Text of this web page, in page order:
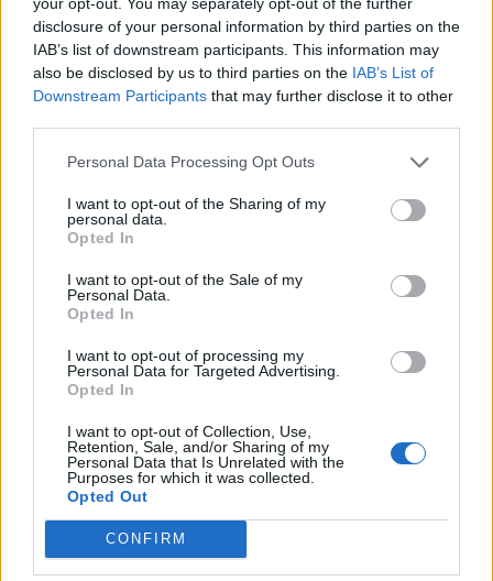
disclosure of your personal information by third parties on the
IAB’s list of downstream participants. This information may
also be disclosed by us to third parties on the IAB’s List of
Downstream Participants that may further disclose it to other
Personal Data Processing Opt Outs
I want to opt-out of the Sharing of my
personal data.
Opted In
I want to opt-out of the Sale of my
Personal Data.
Opted In
I want to opt-out of processing my
Personal Data for Targeted Advertising.
Opted In
I want to opt-out of Collection, Use,
Retention, Sale, and/or Sharing of my
Personal Data that Is Unrelated with the
Purposes for which it was collected.
Opted Out
CONFIRM
Volvo 750 Turbo"Energy"
(1988)
JumJum
58 882 visningar207 kommentarer
257
30 mars 15
Jaguar F-Type S AWD
"Polarisvit"
nikotino
21
Gordons
284
Chevrolet Camaro
"Chevy Super
Sport"(1968)
caamaro68
21 955 visningar
65
3 juni 19